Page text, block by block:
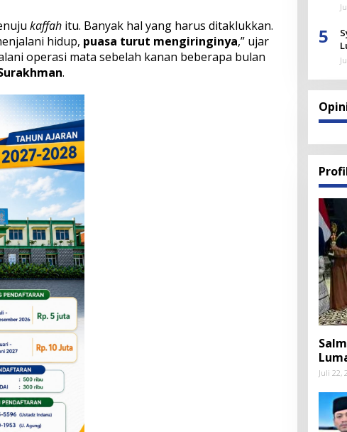
kaffahitu. Banyak hal yang harus ditaklukkan.
hidup, puasa turut mengiringinya,” ujar
operasi mata sebelah kanan beberapa bulan
.
5
Juli 22,